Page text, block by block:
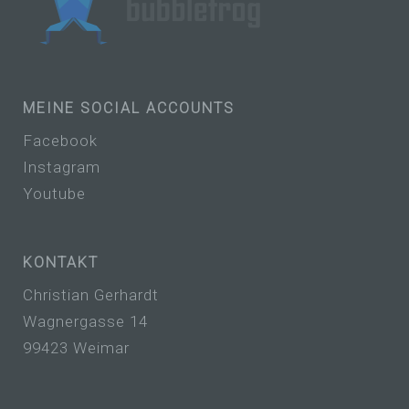
MEINE SOCIAL ACCOUNTS
Facebook
Instagram
Youtube
KONTAKT
Christian Gerhardt
Wagnergasse 14
99423 Weimar
b) betroffene Person
Betroffene Person ist jede identifizierte oder
werden.
c) Verarbeitung
Verarbeitung ist jeder mit oder ohne Hilfe
Daten wie das Erheben, das Erfassen, die
Organisation, das Ordnen, die Speicherung,
Auslesen, das Abfragen, die Verwendung,
die Offenlegung durch Übermittlung,